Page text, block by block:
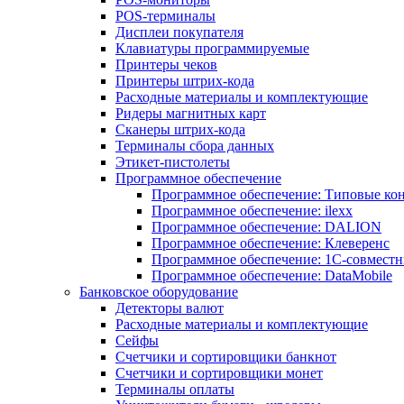
POS-терминалы
Дисплеи покупателя
Клавиатуры программируемые
Принтеры чеков
Принтеры штрих-кода
Расходные материалы и комплектующие
Ридеры магнитных карт
Сканеры штрих-кода
Терминалы сбора данных
Этикет-пистолеты
Программное обеспечение
Программное обеспечение: Типовые
Программное обеспечение: ilexx
Программное обеспечение: DALION
Программное обеспечение: Клеверенс
Программное обеспечение: 1С-
Программное обеспечение: DataMobile
Банковское оборудование
Детекторы валют
Расходные материалы и комплектующие
Сейфы
Счетчики и сортировщики банкнот
Счетчики и сортировщики монет
Терминалы оплаты